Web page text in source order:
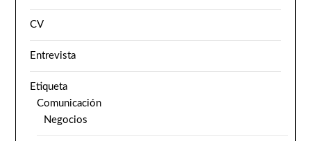
CV
Entrevista
Etiqueta
Comunicación
Negocios